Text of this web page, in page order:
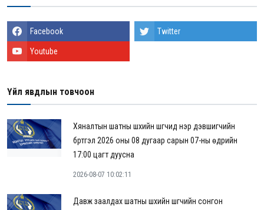
Facebook Twitter
Youtube
Үйл явдлын товчоон
Хяналтын шатны шүүхийн шүүгчид нэр дэвшигчийн
бүртгэл 2026 оны 08 дугаар сарын 07-ны өдрийн
17:00 цагт дуусна
2026-08-07 10:02:11
Давж заалдах шатны шүүхийн шүүгчийн сонгон